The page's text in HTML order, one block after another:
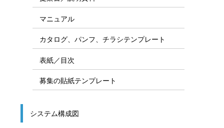
マニュアル
カタログ、パンフ、チラシテンプレート
表紙／目次
募集の貼紙テンプレート
システム構成図